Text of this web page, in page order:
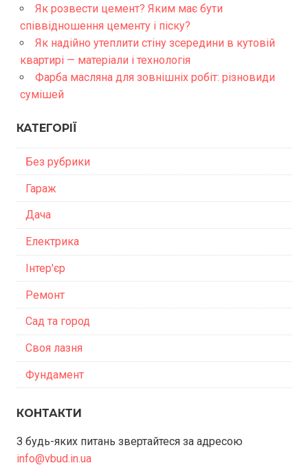
Як розвести цемент? Яким має бути
співвідношення цементу і піску?
Як надійно утеплити стіну зсередини в кутовій
квартирі — матеріали і технологія
Фарба масляна для зовнішніх робіт: різновиди
сумішей
КАТЕГОРІЇ
Без рубрики
Гараж
Дача
Електрика
Інтер'єр
Ремонт
Сад та город
Своя лазня
Фундамент
КОНТАКТИ
З будь-яких питань звертайтеся за адресою
info@vbud.in.ua